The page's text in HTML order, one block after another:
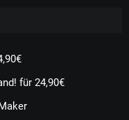
für 24,90€